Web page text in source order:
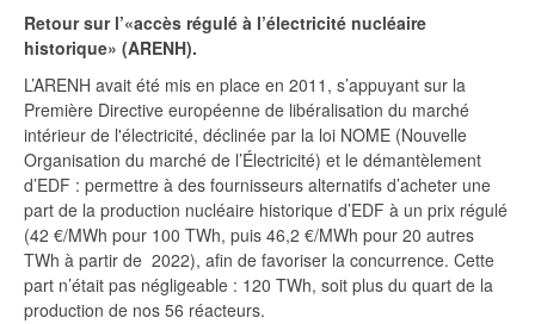
Retour sur l’«accès régulé à l’électricité nucléaire
historique» (ARENH).
L’ARENH avait été mis en place en 2011, s’appuyant sur la
Première Directive européenne de libéralisation du marché
intérieur de l'électricité, déclinée par la loi NOME (Nouvelle
Organisation du marché de l’Électricité) et le démantèlement
d’EDF : permettre à des fournisseurs alternatifs d’acheter une
part de la production nucléaire historique d’EDF à un prix régulé
(42 €/MWh pour 100 TWh, puis 46,2 €/MWh pour 20 autres
TWh à partir de 2022), afin de favoriser la concurrence. Cette
part n’était pas négligeable : 120 TWh, soit plus du quart de la
production de nos 56 réacteurs.